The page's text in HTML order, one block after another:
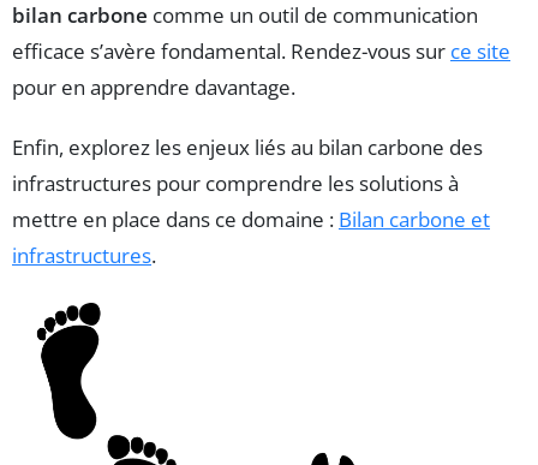
bilan carbone comme un outil de communication
efficace s’avère fondamental. Rendez-vous sur ce site
pour en apprendre davantage.
Enfin, explorez les enjeux liés au bilan carbone des
infrastructures pour comprendre les solutions à
mettre en place dans ce domaine : Bilan carbone et
infrastructures.